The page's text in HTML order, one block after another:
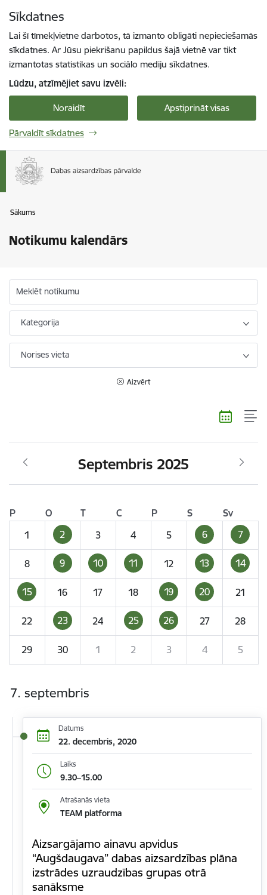
Sīkdatnes
Lai šī tīmekļvietne darbotos, tā izmanto obligāti nepieciešamās
sīkdatnes. Ar Jūsu piekrišanu papildus šajā vietnē var tikt
izmantotas statistikas un sociālo mediju sīkdatnes.
Lūdzu, atzīmējiet savu izvēli:
Noraidīt Apstiprināt visas
Pārvaldīt sīkdatnes
Sākums
Notikumu kalendārs
Meklēt notikumu
Kategorija
Norises vieta
Aizvērt
Septembris 2025
P O T C P S
Sv
1
2 3 4 5 6 7
8 9 10 11 12 13 14
15 16 17 18 19 20 21
22 23 24 25 26 27 28
29 30 1 2 3 4 5
7. septembris
Datums
22. decembris, 2020
Laiks
9.30–15.00
Atrašanās vieta
TEAM platforma
Aizsargājamo ainavu apvidus
“Augšdaugava” dabas aizsardzības plāna
izstrādes uzraudzības grupas otrā
sanāksme